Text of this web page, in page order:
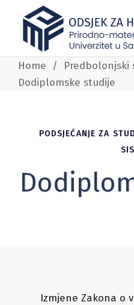
Home / Predbolonjski
Dodiplomske studije
PODSJEĆANJE ZA
Izmjene Zakona o